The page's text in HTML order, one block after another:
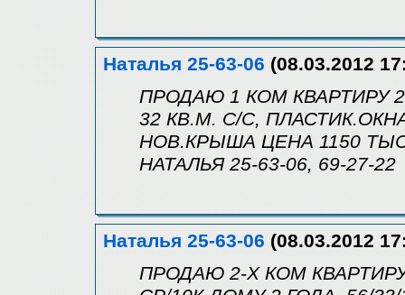
Наталья 25-63-06 (08.03.2012
ПРОДАЮ 1 КОМ КВАРТИРУ
32 КВ.М. С/С,
НОВ.КРЫША ЦЕНА 1150
НАТАЛЬЯ 25-63-06, 69-27-22
Наталья 25-63-06 (08.03.2012
ПРОДАЮ 2-Х КОМ